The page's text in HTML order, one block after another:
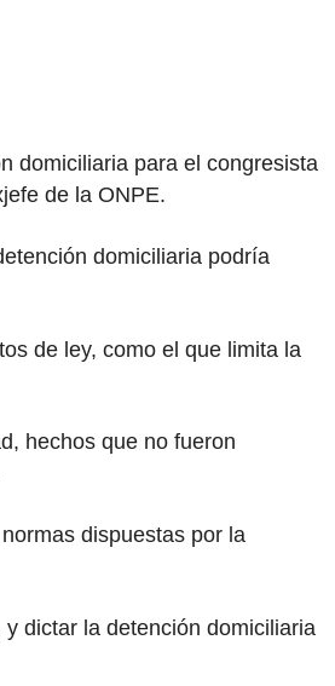
domiciliaria para el congresista
de la ONPE.
domiciliaria podría
de ley, como el que limita la
hechos que no fueron
dispuestas por la
dictar la detención domiciliaria